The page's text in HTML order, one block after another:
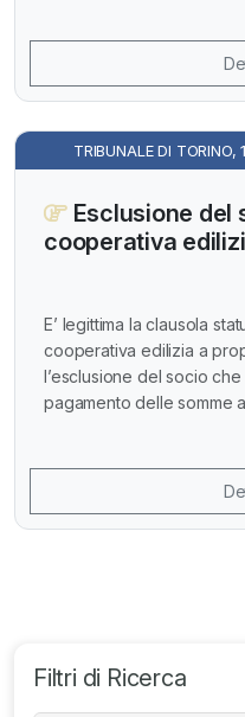
Filtri di Ricerca
TRIBUNALE DI
Esclusione del
cooperativa
E’ legittima la clausola
cooperativa edilizia a
l’esclusione del socio
pagamento delle somme